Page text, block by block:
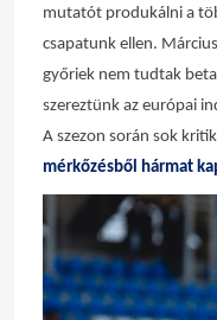
mutatót produkálni a
csapatunk ellen.
győriek nem tudtak
szereztünk az európai
A szezon során sok
mérkőzésből hármat